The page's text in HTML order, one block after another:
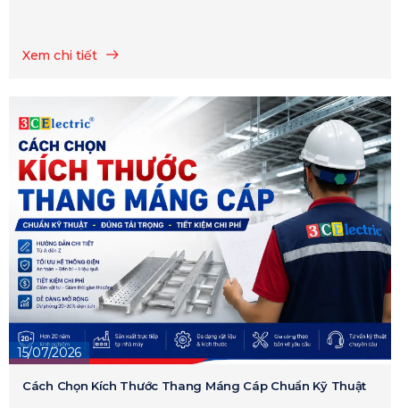
Xem chi tiết
15/07/2026
Cách Chọn Kích Thước Thang Máng Cáp Chuẩn Kỹ Thuật